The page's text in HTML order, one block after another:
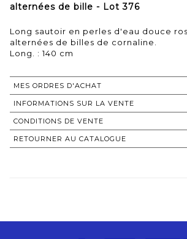
alternées de bille - Lot 376
Long sautoir en perles d'eau douce
alternées de billes de cornaline.
MES ORDRES D'ACHAT
INFORMATIONS SUR LA VENTE
CONDITIONS DE VENTE
RETOURNER AU CATALOGUE